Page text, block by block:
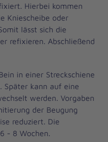
Hierbei kommen
Kniescheibe oder
lässt sich die
refixieren. Abschließend
in einer Streckschiene
Später kann auf eine
werden. Vorgaben
der Beugung
reduziert. Die
- 8 Wochen.